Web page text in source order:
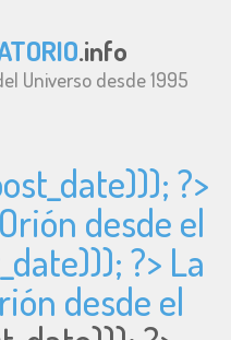
.info
Universo desde 1995
?>
desde el
?> La
desde el